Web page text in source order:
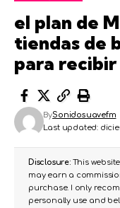
el plan de
tiendas de
para
Last updated:
BySonidosuavefm
Disclosure:This
may earn a
purchase. I only
personally use and